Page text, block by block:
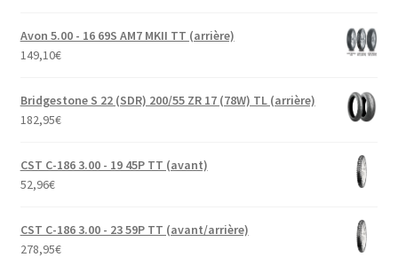
Avon 5.00 - 16 69S AM7 MKII TT (arrière)
149,10€
Bridgestone S 22 (SDR) 200/55 ZR 17 (78W) TL (arrière)
182,95€
CST C-186 3.00 - 19 45P TT (avant)
52,96€
CST C-186 3.00 - 23 59P TT (avant/arrière)
278,95€